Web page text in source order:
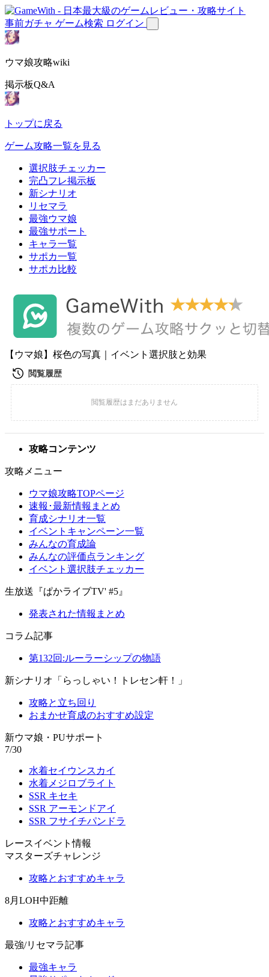
事前ガチャ ゲーム検索 ログイン
ウマ娘攻略wiki
掲示板Q&A
トップに戻る
ゲーム攻略一覧を見る
選択肢チェッカー
完凸フレ掲示板
新シナリオ
リセマラ
最強ウマ娘
最強サポート
キャラ一覧
サポカ一覧
サポカ比較
【ウマ娘】桜色の写真｜イベント選択肢と効果
攻略コンテンツ
攻略メニュー
ウマ娘攻略TOPページ
速報･最新情報まとめ
育成シナリオ一覧
イベントキャンペーン一覧
みんなの育成論
みんなの評価点ランキング
イベント選択肢チェッカー
生放送『ぱかライブTV' #5』
発表された情報まとめ
コラム記事
第132回:ルーラーシップの物語
新シナリオ「らっしゃい！トレセン軒！」
攻略と立ち回り
おまかせ育成のおすすめ設定
新ウマ娘・PUサポート
7/30
水着セイウンスカイ
水着メジロブライト
SSR キセキ
SSR アーモンドアイ
SSR フサイチパンドラ
レースイベント情報
マスターズチャレンジ
攻略とおすすめキャラ
8月LOH中距離
攻略とおすすめキャラ
最強/リセマラ記事
最強キャラ